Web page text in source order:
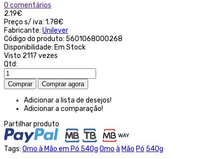
0 comentários
2.19€
Preço s/ iva: 1.78€
Fabricante: Unilever
Código do produto: 5601068000268
Disponibilidade: Em Stock
Visto 2117 vezes
Qtd:
Adicionar a lista de desejos!
Adicionar a comparação!
Partilhar produto
Tags: Omo à Mão em Pó 540g Omo à Mão Pó 540g